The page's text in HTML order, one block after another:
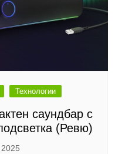
Технологии
саундбар с
(Ревю)